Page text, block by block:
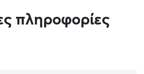
πληροφορίες